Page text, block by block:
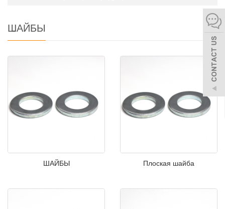
ШАЙБЫ
ШАЙБЫ Плоская шайба